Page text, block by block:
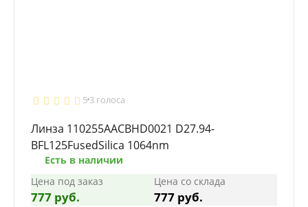
5 3 голоса
Линза 110255AACBHD0021 D27.94-
BFL125FusedSilica 1064nm
Есть в наличии
Цена под заказ
777 руб.
Цена со склада
777 руб.